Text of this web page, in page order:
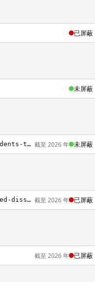
已屏蔽
未屏蔽
https://blog.simpleinfo.cc/shasha77/operation-fox-hunt-how-china-pressure-overseas-dissidents-to-turn-themselves-in 截至 2026 年 未屏蔽
http://time.com/2919691/street-fight-congress-renames-road-by-chinese-embassy-after-jailed-dissident 截至 2026 年 已屏蔽
截至 2026 年 已屏蔽